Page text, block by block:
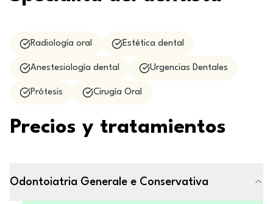
Radiología oral Estética dental
Anestesiología dental Urgencias Dentales
Prótesis Cirugía Oral
Precios y tratamientos
Odontoiatria Generale e Conservativa